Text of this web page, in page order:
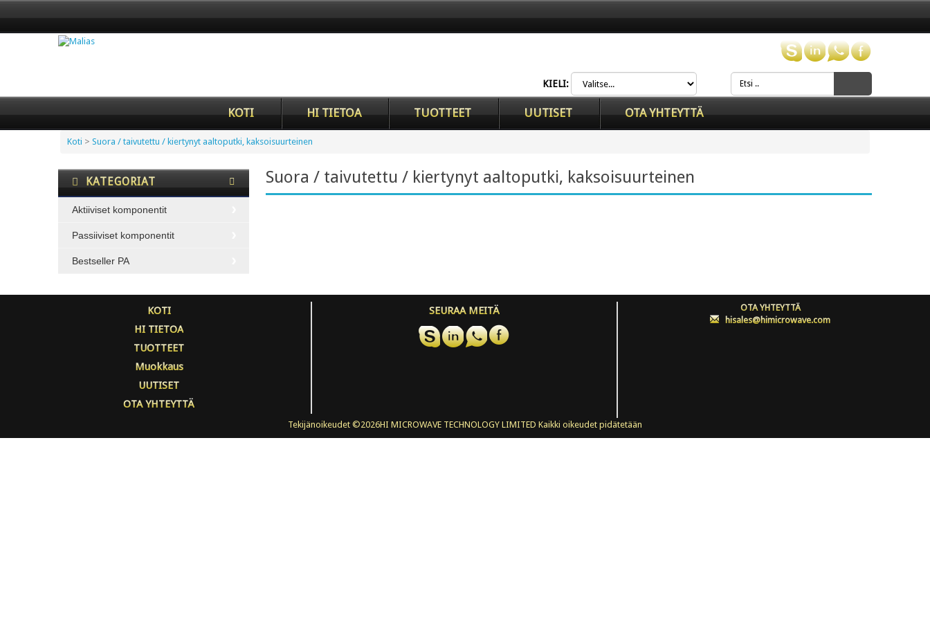
KIELI:
KOTI HI TIETOA TUOTTEET UUTISET OTA YHTEYTTÄ
Koti > Suora / taivutettu / kiertynyt aaltoputki, kaksoisuurteinen
KATEGORIAT
Aktiiviset komponentit
Passiiviset komponentit
Bestseller PA
Suora / taivutettu / kiertynyt aaltoputki, kaksoisuurteinen
KOTI
HI TIETOA
TUOTTEET
Muokkaus
UUTISET
OTA YHTEYTTÄ
SEURAA MEITÄ
OTA YHTEYTTÄ
:hisales@himicrowave.com
Tekijänoikeudet ©2026HI MICROWAVE TECHNOLOGY LIMITED Kaikki oikeudet pidätetään